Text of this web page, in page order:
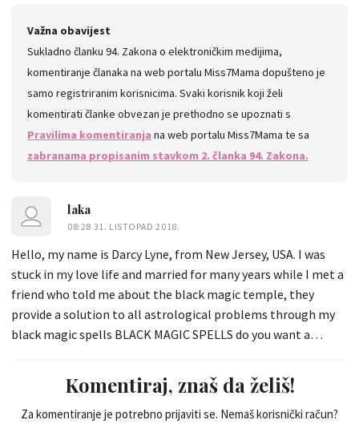
Važna obavijest
Sukladno članku 94. Zakona o elektroničkim medijima,
komentiranje članaka na web portalu Miss7Mama dopušteno je
samo registriranim korisnicima. Svaki korisnik koji želi
komentirati članke obvezan je prethodno se upoznati s
Pravilima komentiranja na web portalu Miss7Mama te sa
zabranama propisanim stavkom 2. članka 94. Zakona.
laka
08:28 31. LISTOPAD 2018.
Hello, my name is Darcy Lyne, from New Jersey, USA. I was
stuck in my love life and married for many years while I met a
friend who told me about the black magic temple, they
provide a solution to all astrological problems through my
black magic spells BLACK MAGIC SPELLS do you want a
to the problem? Solution to the financial problem? Be free
of the enemy? solution for diseases and diseases of the body
All sorts of astrology problem solving? Solving divorce
Komentiraj, znaš da želiš!
Za komentiranje je potrebno prijaviti se. Nemaš korisnički račun?